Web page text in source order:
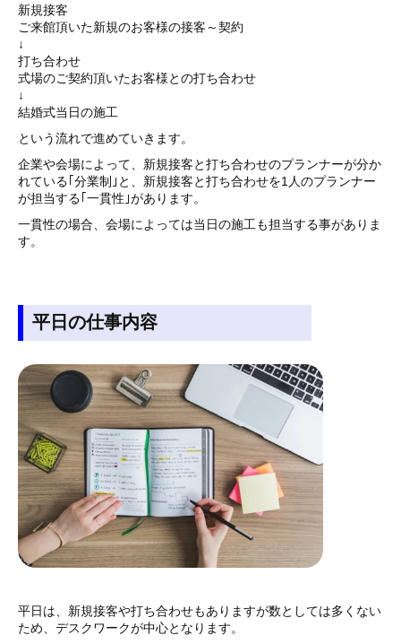
新規接客
ご来館頂いた新規のお客様の接客～契約
↓
打ち合わせ
式場のご契約頂いたお客様との打ち合わせ
↓
結婚式当日の施工
という流れで進めていきます。
企業や会場によって、新規接客と打ち合わせのプランナーが分か
れている｢分業制｣と、新規接客と打ち合わせを1人のプランナー
が担当する｢一貫性｣があります。
一貫性の場合、会場によっては当日の施工も担当する事がありま
す。
平日の仕事内容
平日は、新規接客や打ち合わせもありますが数としては多くない
ため、デスクワークが中心となります。